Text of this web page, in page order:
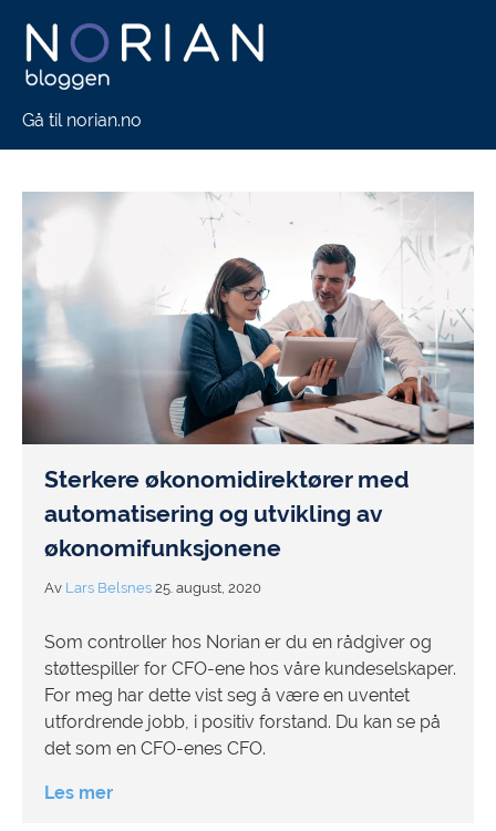
Gå til norian.no
Sterkere økonomidirektører med
automatisering og utvikling av
økonomifunksjonene
Av Lars Belsnes 25. august, 2020
Som controller hos Norian er du en rådgiver og
støttespiller for CFO-ene hos våre kundeselskaper.
For meg har dette vist seg å være en uventet
utfordrende jobb, i positiv forstand. Du kan se på
det som en CFO-enes CFO.
Les mer